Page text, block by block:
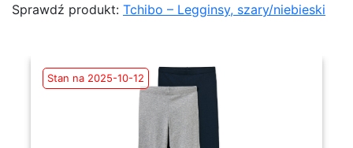
Sprawdź produkt: Tchibo – Legginsy, szary/niebieski
Stan na 2025-10-12